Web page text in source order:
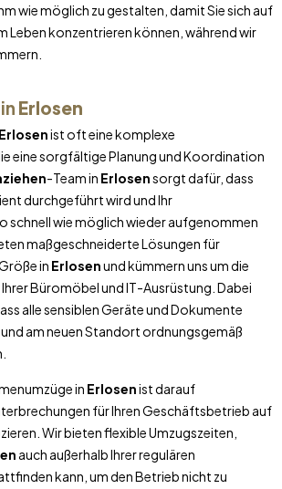
wie möglich zu gestalten, damit Sie sich auf
Leben konzentrieren können, während wir
Erlosen
Erlosenist oft eine komplexe
eine sorgfältige Planung und Koordination
-Team in Erlosensorgt dafür, dass
durchgeführt wird und Ihr
schnell wie möglich wieder aufgenommen
maßgeschneiderte Lösungen für
in Erlosenund kümmern uns um die
Büromöbel und IT-Ausrüstung. Dabei
alle sensiblen Geräte und Dokumente
am neuen Standort ordnungsgemäß
in Erlosenist darauf
für Ihren Geschäftsbetrieb auf
Wir bieten flexible Umzugszeiten,
auch außerhalb Ihrer regulären
kann, um den Betrieb nicht zu